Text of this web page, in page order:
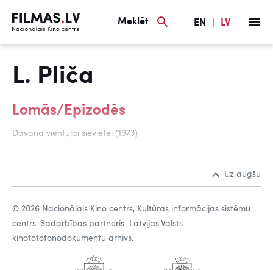
Meklēt EN LV
L. Pliča
Lomās/Epizodēs
Dāvana vientuļai sievietei (1973)
Uz augšu
© 2026 Nacionālais Kino centrs, Kultūras informācijas sistēmu
centrs. Sadarbības partneris: Latvijas Valsts
kinofotofonodokumentu arhīvs.